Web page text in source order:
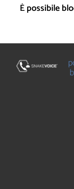
È possibile